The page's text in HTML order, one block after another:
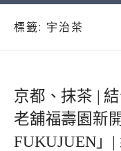
標籤: 宇治茶
京都、抹茶 |
老舖福壽園新
FUKUJUEN」|